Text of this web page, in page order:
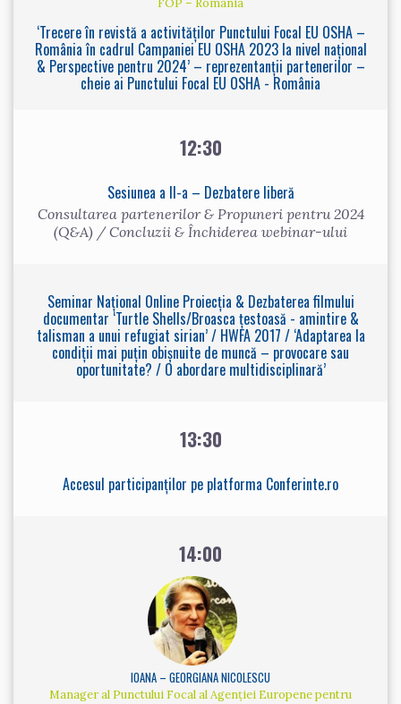
FOP – România
‘Trecere în revistă a activităților Punctului Focal EU OSHA –
România în cadrul Campaniei EU OSHA 2023 la nivel național
& Perspective pentru 2024’ – reprezentanții partenerilor –
cheie ai Punctului Focal EU OSHA - România
12:30
Sesiunea a II-a – Dezbatere liberă
Consultarea partenerilor & Propuneri pentru 2024
(Q&A) / Concluzii & Închiderea webinar-ului
Seminar Național Online Proiecția & Dezbaterea filmului
documentar ‘Turtle Shells/Broasca țestoasă - amintire &
talisman a unui refugiat sirian’ / HWFA 2017 / ‘Adaptarea la
condiții mai puțin obișnuite de muncă – provocare sau
oportunitate? / O abordare multidisciplinară’
13:30
Accesul participanților pe platforma Conferinte.ro
14:00
IOANA – GEORGIANA NICOLESCU
Manager al Punctului Focal al Agenției Europene pentru